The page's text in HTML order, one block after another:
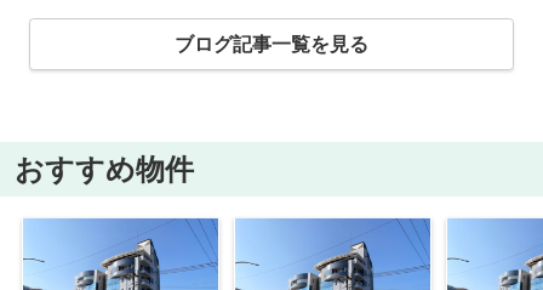
ブログ記事一覧を見る
おすすめ物件